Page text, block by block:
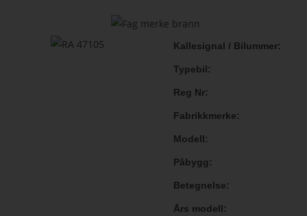
Kallesignal / Bilummer
Typebil
Reg Nr
Fabrikkmerke
Modell
Påbygg
Betegnelse
Års modell